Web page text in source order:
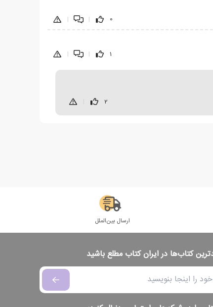
0
|
|
1
|
|
2
ارسال بین‌الملل
کتاب‌ها در ایران کتاب مطلع باشید